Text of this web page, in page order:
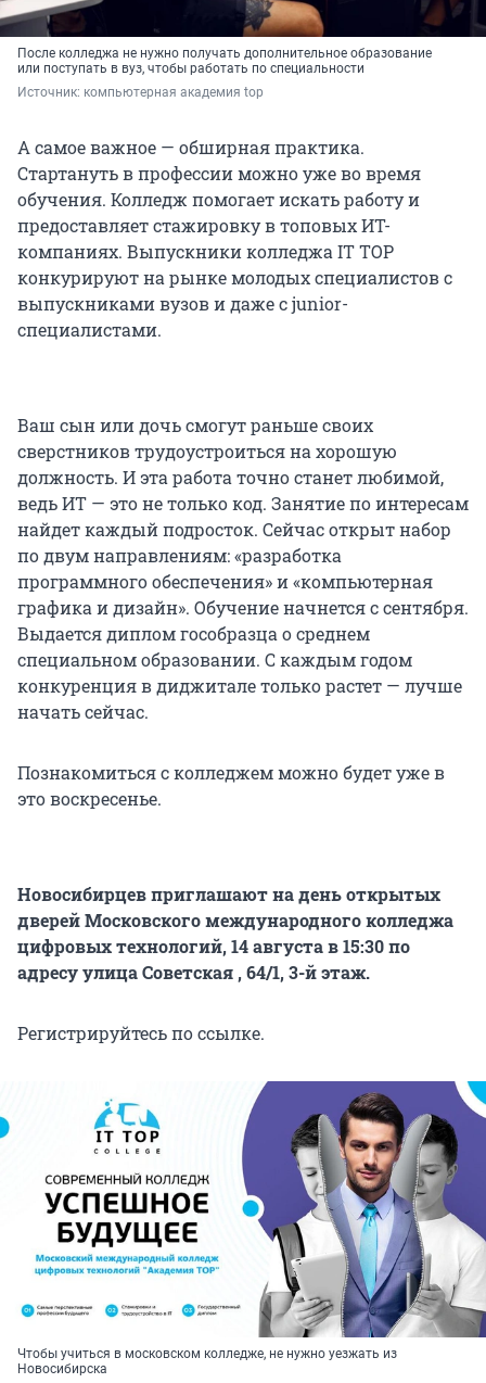
После колледжа не нужно получать дополнительное образование
или поступать в вуз, чтобы работать по специальности
Источник: компьютерная академия top
А самое важное — обширная практика.
Стартануть в профессии можно уже во время
обучения. Колледж помогает искать работу и
предоставляет стажировку в топовых ИT-
компаниях. Выпускники колледжа IT TOP
конкурируют на рынке молодых специалистов с
выпускниками вузов и даже с junior-
специалистами.
Ваш сын или дочь смогут раньше своих
сверстников трудоустроиться на хорошую
должность. И эта работа точно станет любимой,
ведь ИТ — это не только код. Занятие по интересам
найдет каждый подросток. Сейчас открыт набор
по двум направлениям: «разработка
программного обеспечения» и «компьютерная
графика и дизайн». Обучение начнется с сентября.
Выдается диплом гособразца о среднем
специальном образовании. С каждым годом
конкуренция в диджитале только растет — лучше
начать сейчас.
Познакомиться с колледжем можно будет уже в
это воскресенье.
Новосибирцев приглашают надень открытых
дверейМосковского международного колледжа
цифровых технологий, 14 августа в 15:30 по
адресу улица Советская , 64/1, 3-й этаж.
Регистрируйтесь по ссылке.
Чтобы учиться в московском колледже, не нужно уезжать из
Новосибирска